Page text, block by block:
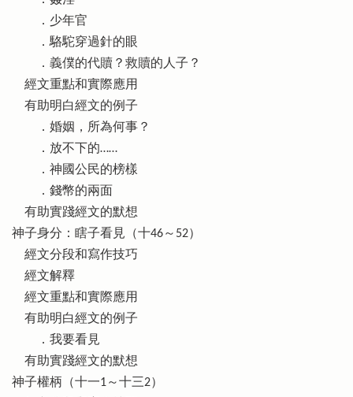
．少年官
．駱駝穿過針的眼
．義僕的代贖？救贖的人子？
經文重點和實際應用
有助明白經文的例子
．婚姻，所為何事？
．放不下的……
．神國公民的榜樣
．錢幣的兩面
有助實踐經文的默想
神子身分：瞎子看見（十46～52）
經文分段和寫作技巧
經文解釋
經文重點和實際應用
有助明白經文的例子
．我要看見
有助實踐經文的默想
神子權柄（十一1～十三2）